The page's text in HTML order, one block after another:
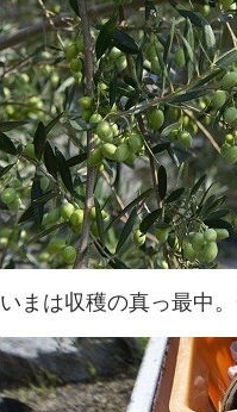
いまは収穫の真っ最中